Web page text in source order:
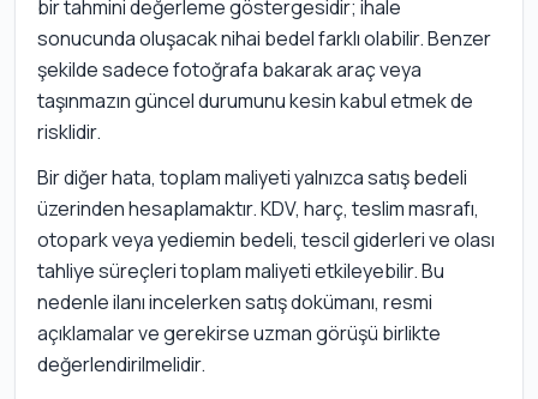
bir tahmini değerleme göstergesidir; ihale
sonucunda oluşacak nihai bedel farklı olabilir. Benzer
şekilde sadece fotoğrafa bakarak araç veya
taşınmazın güncel durumunu kesin kabul etmek de
risklidir.
Bir diğer hata, toplam maliyeti yalnızca satış bedeli
üzerinden hesaplamaktır. KDV, harç, teslim masrafı,
otopark veya yediemin bedeli, tescil giderleri ve olası
tahliye süreçleri toplam maliyeti etkileyebilir. Bu
nedenle ilanı incelerken satış dokümanı, resmi
açıklamalar ve gerekirse uzman görüşü birlikte
değerlendirilmelidir.